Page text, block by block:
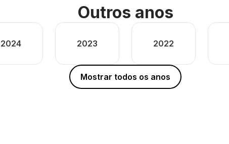
Outros anos
2024 2023 2022
Mostrar todos os anos